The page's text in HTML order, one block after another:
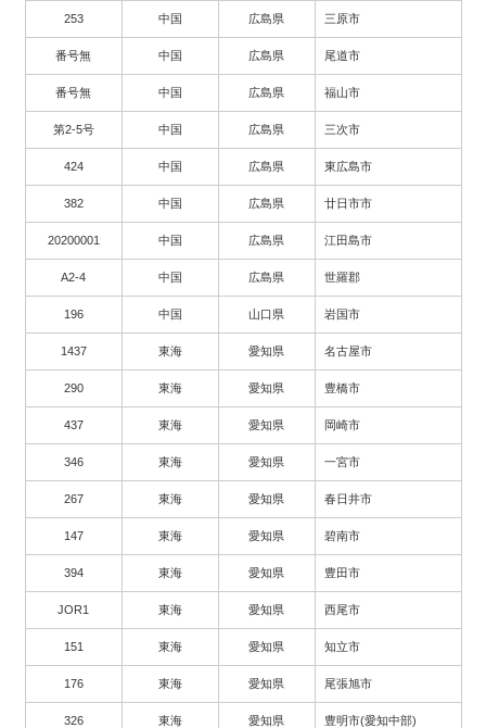
253 中国 広島県 三原市
番号無 中国 広島県 尾道市
番号無 中国 広島県 福山市
第2-5号 中国 広島県 三次市
424 中国 広島県 東広島市
382 中国 広島県 廿日市市
20200001 中国 広島県 江田島市
A2-4 中国 広島県 世羅郡
196 中国 山口県 岩国市
1437 東海 愛知県 名古屋市
290 東海 愛知県 豊橋市
437 東海 愛知県 岡崎市
346 東海 愛知県 一宮市
267 東海 愛知県 春日井市
147 東海 愛知県 碧南市
394 東海 愛知県 豊田市
JOR1 東海 愛知県 西尾市
151 東海 愛知県 知立市
176 東海 愛知県 尾張旭市
326 東海 愛知県 豊明市(愛知中部)